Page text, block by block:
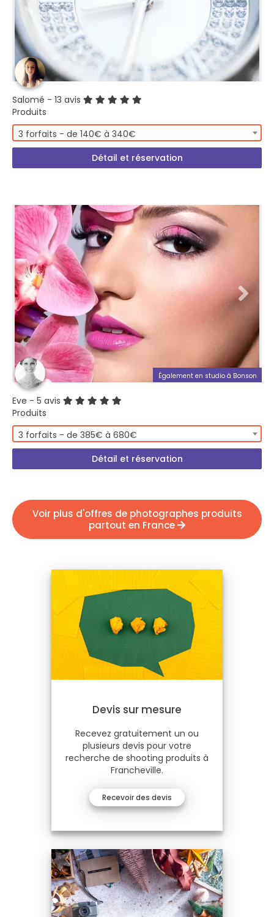
Salomé - 13 avis
Produits
3 forfaits - de 140€ à 340€
Détail et réservation
Également en studio à Bonson
Eve - 5 avis
Produits
3 forfaits - de 385€ à 680€
Détail et réservation
Voir plus d'offres de photographes produits
partout en France
Devis sur mesure
Recevez gratuitement un ou
plusieurs devis pour votre
recherche de shooting produits à
Francheville.
Recevoir des devis